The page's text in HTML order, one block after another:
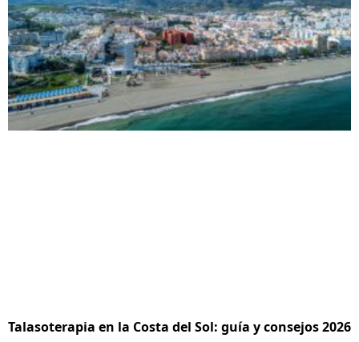
Talasoterapia en la Costa del Sol: guía y consejos 2026